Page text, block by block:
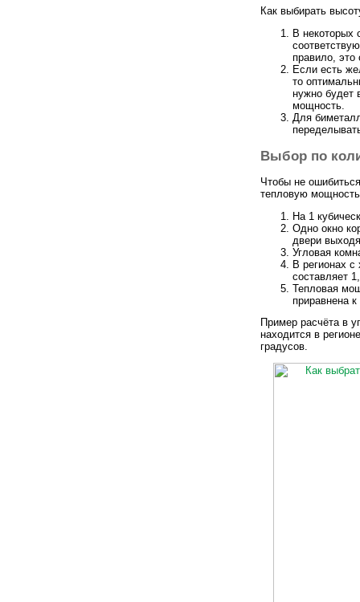
Как выбирать
В некоторых
правило, это
Если есть
то
нужно будет
мощность.
Для
Выбор по
Чтобы не
тепловую
На 1
Одно окно
двери
Угловая
В регионах
составляет
Тепловая
приравнена
Пример расчёта в
находится в
градусов.